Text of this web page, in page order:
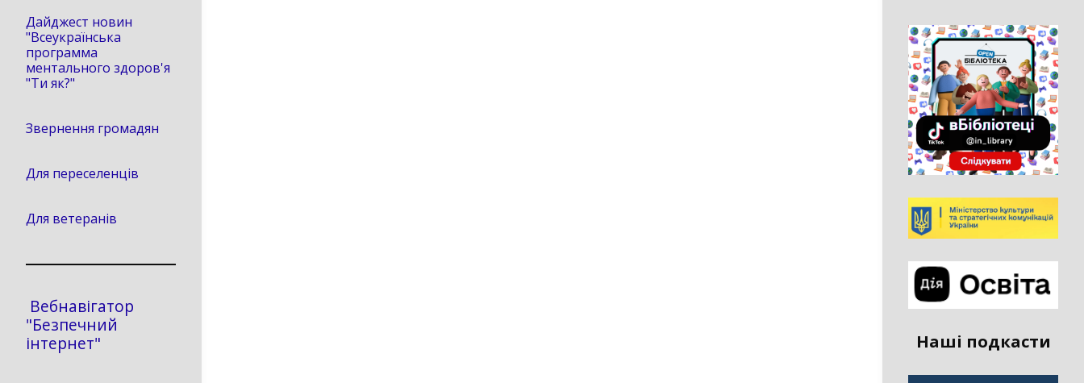
Дайджест новин
"Всеукраїнська
программа
ментального здоров'я
"Ти як?"
Звернення громадян
Для переселенців
Для ветеранів
Вебнавігатор
"Безпечний
інтернет"
Наші подкасти